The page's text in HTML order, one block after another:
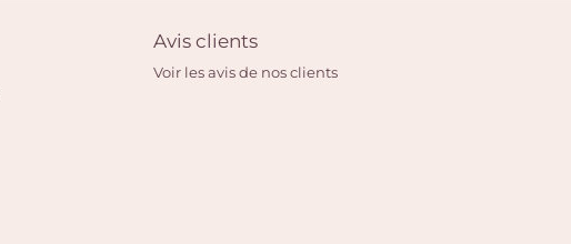
Avis clients
Voir les avis de nos clients